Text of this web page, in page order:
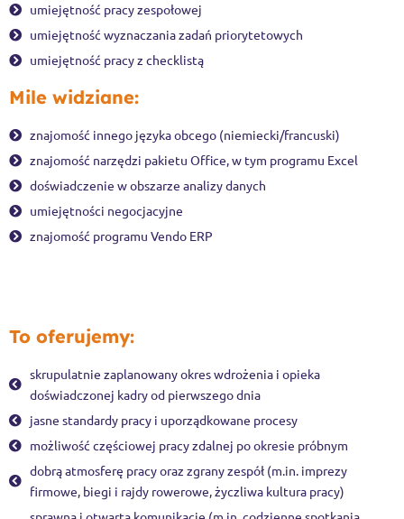
umiejętność pracy zespołowej
umiejętność wyznaczania zadań priorytetowych
umiejętność pracy z checklistą
Mile widziane:
znajomość innego języka obcego (niemiecki/francuski)
znajomość narzędzi pakietu Office, w tym programu Excel
doświadczenie w obszarze analizy danych
umiejętności negocjacyjne
znajomość programu Vendo ERP
To oferujemy:
skrupulatnie zaplanowany okres wdrożenia i opieka
doświadczonej kadry od pierwszego dnia
jasne standardy pracy i uporządkowane procesy
możliwość częściowej pracy zdalnej po okresie próbnym
dobrą atmosferę pracy oraz zgrany zespół (m.in. imprezy
firmowe, biegi i rajdy rowerowe, życzliwa kultura pracy)